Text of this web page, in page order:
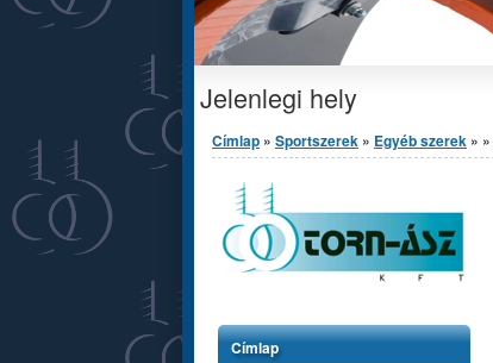
Jelenlegi hely
Címlap » Sportszerek » Egyéb szerek » »
Címlap